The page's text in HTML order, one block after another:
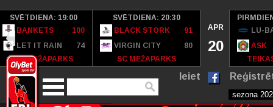
SVĒTDIENA: 19:00
BANKETS
100
LET IT RAIN
74
SC MEŽAPARKS
SVĒTDIENA: 20:30
BLACK STORK
91
VIRGIN CITY
80
SC MEŽAPARKS
APR
20
LU-
ASK
Ieiet